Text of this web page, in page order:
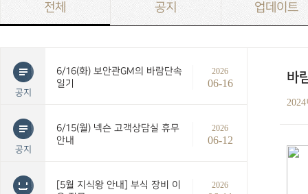
전체 공지 업데이트
공지
6/16(화) 보안관GM의 바람단속
일기
2026
06-16
공지
6/15(월) 넥슨 고객상담실 휴무
안내
2026
06-12
[5월 지식왕 안내] 부식 장비 이
2026
바